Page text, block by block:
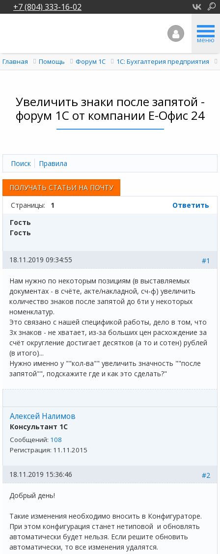
+7 (804) 333-16-02
меню
Главная Помощь Форум 1C 1С: Бухгалтерия предприятия
Увеличить знаки после запятой -
форум 1С от компании Е-Офис 24
Поиск Правила
ПОЛУЧАТЬ СТАТЬИ НА ПОЧТУ
Страницы:
1
Ответить
Гость
Гость
#1
18.11.2019 09:34:55
Нам нужно по некоторым позициям (в выставляемых
документах - в счёте, акте/накладной, сч-ф) увеличить
количество знаков после запятой до 6ти у некоторых
номенклатур.
Это связано с нашей спецификой работы, дело в том, что
3х знаков - не хватает, из-за больших цен расхождение за
счёт округление достигает десятков (а то и сотен) рублей
(в итого)...
Нужно именно у ""кол-ва"" увеличить значность ""после
запятой"", подскажите где и как это сделать?"
Алексей Налимов
Консультант 1С
Сообщений: 108
Регистрация: 11.11.2015
#2
18.11.2019 15:36:46
Добрый день!
Такие изменения необходимо вносить в Конфигураторе.
При этом конфигурация станет нетиповой и обновлять
автоматически будет нельзя. Если решите обновить
автоматически, то все изменения удалятся.